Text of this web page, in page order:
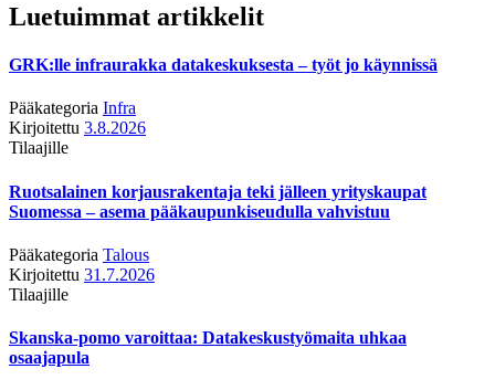
Luetuimmat artikkelit
GRK:lle infraurakka datakeskuksesta – työt jo käynnissä
Pääkategoria Infra
Kirjoitettu 3.8.2026
Tilaajille
Ruotsalainen korjausrakentaja teki jälleen yrityskaupat
Suomessa – asema pääkaupunkiseudulla vahvistuu
Pääkategoria Talous
Kirjoitettu 31.7.2026
Tilaajille
Skanska-pomo varoittaa: Datakeskustyömaita uhkaa
osaajapula